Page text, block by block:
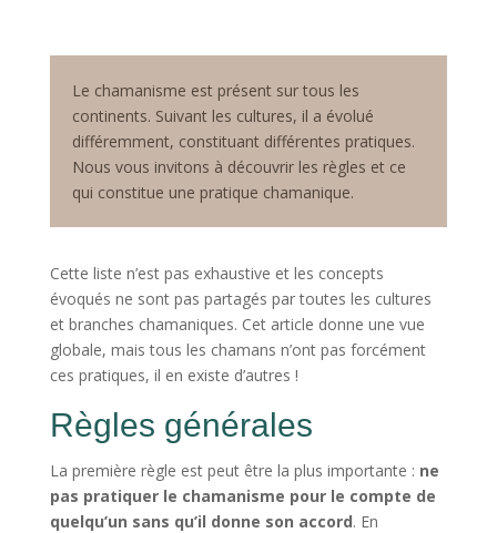
Le chamanisme est présent sur tous les
continents. Suivant les cultures, il a évolué
différemment, constituant différentes pratiques.
Nous vous invitons à découvrir les règles et ce
qui constitue une pratique chamanique.
Cette liste n’est pas exhaustive et les concepts
évoqués ne sont pas partagés par toutes les cultures
et branches chamaniques. Cet article donne une vue
globale, mais tous les chamans n’ont pas forcément
ces pratiques, il en existe d’autres !
Règles générales
La première règle est peut être la plus importante : ne
pas pratiquer le chamanisme pour le compte de
quelqu’un sans qu’il donne son accord. En